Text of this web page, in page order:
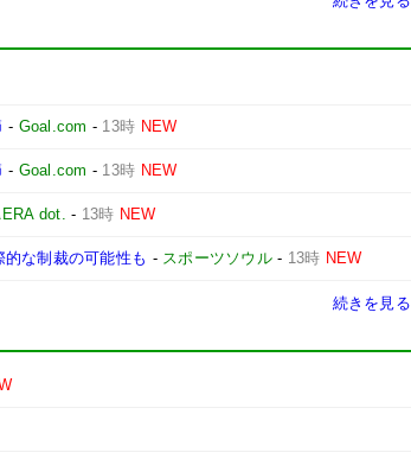
- Goal.com - 13時 NEW
- Goal.com - 13時 NEW
dot. - 13時 NEW
な制裁の可能性も - スポーツソウル- 13時 NEW
続きを見る